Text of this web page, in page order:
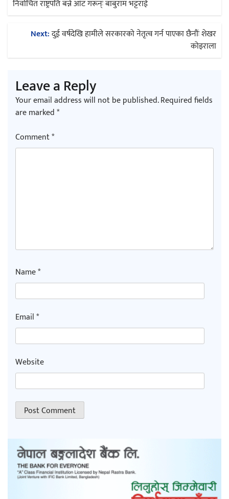
navigation
निर्वाचित राष्ट्रपति बन्ने आँट गरून्ः बाबुराम भट्टराई
Next:दुई वर्षदेखि हामीले सरकारको नेतृत्व गर्न पाएका छैनौंः शेखर
कोइराला
Leave a Reply
Your email address will not be published.Required fields
are marked*
Comment*
Name*
Email*
Website